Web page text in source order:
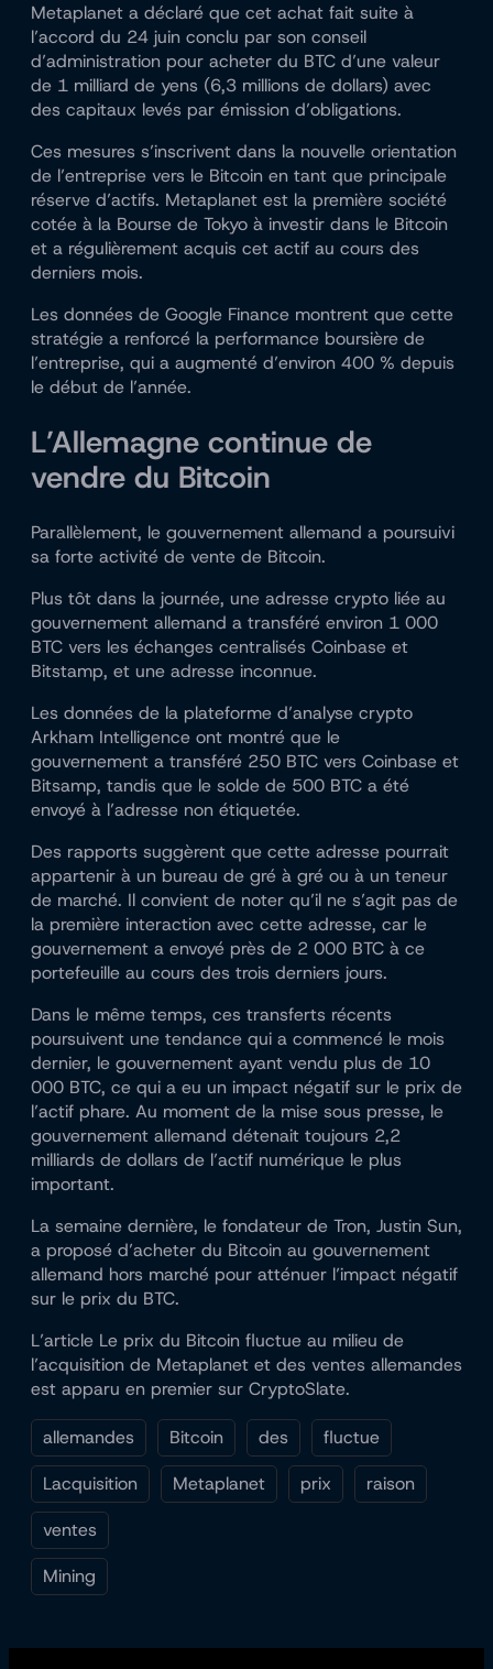
Metaplanet a déclaré que cet achat fait suite à
l’accord du 24 juin conclu par son conseil
d’administration pour acheter du BTC d’une valeur
de 1 milliard de yens (6,3 millions de dollars) avec
des capitaux levés par émission d’obligations.
Ces mesures s’inscrivent dans la nouvelle orientation
de l’entreprise vers le Bitcoin en tant que principale
réserve d’actifs. Metaplanet est la première société
cotée à la Bourse de Tokyo à investir dans le Bitcoin
et a régulièrement acquis cet actif au cours des
derniers mois.
Les données de Google Finance montrent que cette
stratégie a renforcé la performance boursière de
l’entreprise, qui a augmenté d’environ 400 % depuis
le début de l’année.
L’Allemagne continue de
vendre du Bitcoin
Parallèlement, le gouvernement allemand a poursuivi
sa forte activité de vente de Bitcoin.
Plus tôt dans la journée, une adresse crypto liée au
gouvernement allemand a transféré environ 1 000
BTC vers les échanges centralisés Coinbase et
Bitstamp, et une adresse inconnue.
Les données de la plateforme d’analyse crypto
Arkham Intelligence ont montré que le
gouvernement a transféré 250 BTC vers Coinbase et
Bitsamp, tandis que le solde de 500 BTC a été
envoyé à l’adresse non étiquetée.
Des rapports suggèrent que cette adresse pourrait
appartenir à un bureau de gré à gré ou à un teneur
de marché. Il convient de noter qu’il ne s’agit pas de
la première interaction avec cette adresse, car le
gouvernement a envoyé près de 2 000 BTC à ce
portefeuille au cours des trois derniers jours.
Dans le même temps, ces transferts récents
poursuivent une tendance qui a commencé le mois
dernier, le gouvernement ayant vendu plus de 10
000 BTC, ce qui a eu un impact négatif sur le prix de
l’actif phare. Au moment de la mise sous presse, le
gouvernement allemand détenait toujours 2,2
milliards de dollars de l’actif numérique le plus
important.
La semaine dernière, le fondateur de Tron, Justin Sun,
a proposé d’acheter du Bitcoin au gouvernement
allemand hors marché pour atténuer l’impact négatif
sur le prix du BTC.
L’article Le prix du Bitcoin fluctue au milieu de
l’acquisition de Metaplanet et des ventes allemandes
est apparu en premier sur CryptoSlate.
allemandes Bitcoin des
fluctue
Lacquisition
Metaplanet prix
raison
ventes
Mining